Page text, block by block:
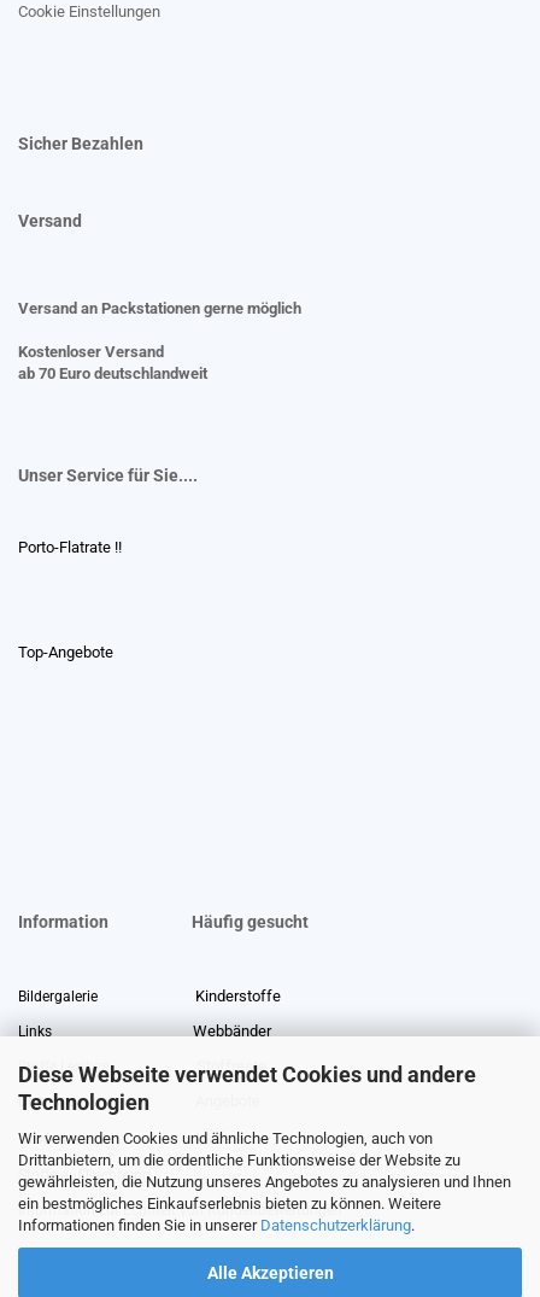
Diese Webseite verwendet Cookies und andere
Technologien
Wir verwenden Cookies und ähnliche Technologien, auch von
Drittanbietern, um die ordentliche Funktionsweise der Website zu
gewährleisten, die Nutzung unseres Angebotes zu analysieren und Ihnen
ein bestmögliches Einkaufserlebnis bieten zu können. Weitere
Informationen finden Sie in unserer Datenschutzerklärung.
Alle Akzeptieren
Cookie Einstellungen
Sicher Bezahlen
Versand
Versand an Packstationen gerne möglich
Kostenloser Versand
ab 70 Euro deutschlandweit
Unser Service für Sie....
Porto-Flatrate !!
Top-Angebote
Information Häufig gesucht
Bildergalerie Kinderstoffe
Links Webbänder
Stoffe Lexikon Stoffreste
Über uns
Gewerberabatt Meterware
Stoffe auf Rechnung
Information zur Echtheit von Kundenbewertungen